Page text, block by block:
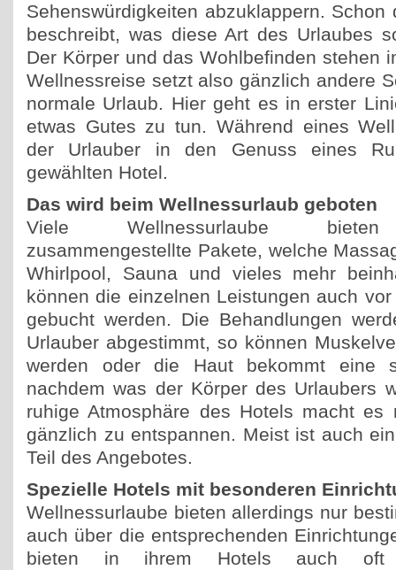
Sehenswürdigkeiten abzuklappern. Schon
beschreibt, was diese Art des Urlaubes
Der Körper und das Wohlbefinden stehen
Wellnessreise setzt also gänzlich andere
normale Urlaub. Hier geht es in erster
etwas Gutes zu tun. Während eines
der Urlauber in den Genuss eines
gewählten Hotel.
Das wird beim Wellnessurlaub geboten
Viele Wellnessurlaube bieten
zusammengestellte Pakete, welche
Whirlpool, Sauna und vieles mehr
können die einzelnen Leistungen auch
gebucht werden. Die Behandlungen
Urlauber abgestimmt, so können
werden oder die Haut bekommt eine
nachdem was der Körper des Urlaubers
ruhige Atmosphäre des Hotels macht es
gänzlich zu entspannen. Meist ist auch
Teil des Angebotes.
Spezielle Hotels mit besonderen
Wellnessurlaube bieten allerdings nur
auch über die entsprechenden
bieten in ihrem Hotels auch oft